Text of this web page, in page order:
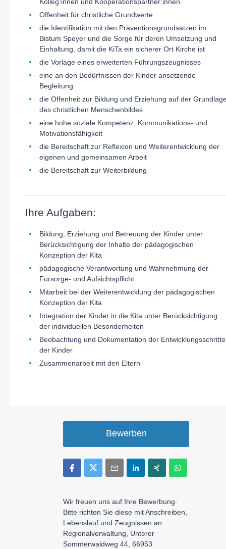
Kolleg:innen und Kooperationspartner:innen
Offenheit für christliche Grundwerte
die Identifikation mit den Präventionsgrundsätzen im
Bistum Speyer und die Sorge für deren Umsetzung und
Einhaltung, damit die KiTa ein sicherer Ort Kirche ist
die Vorlage eines erweiterten Führungszeugnisses
eine an den Bedürfnissen der Kinder ansetzende
Begleitung
die Offenheit zur Bildung und Erziehung auf der
des christlichen Menschenbildes
eine hohe soziale Kompetenz, Kommunikations- und
Motivationsfähigkeit
die Bereitschaft zur Reflexion und Weiterentwicklung der
eigenen und gemeinsamen Arbeit
die Bereitschaft zur Weiterbildung
Ihre Aufgaben:
Bildung, Erziehung und Betreuung der Kinder unter
Berücksichtigung der Inhalte der pädagogischen
Konzeption der Kita
pädagogische Verantwortung und Wahrnehmung der
Fürsorge- und Aufsichtspflicht
Mitarbeit bei der Weiterentwicklung der pädagogischen
Konzeption der Kita
Integration der Kinder in die Kita unter Berücksichtigung
der individuellen Besonderheiten
Beobachtung und Dokumentation der Entwicklungsschritte
der Kinder
Zusammenarbeit mit den Eltern
Bewerben
Wir freuen uns auf Ihre Bewerbung.
Bitte richten Sie diese mit Anschreiben,
Lebenslauf und Zeugnissen an:
Regionalverwaltung, Unterer
Sommerwaldweg 44, 66953